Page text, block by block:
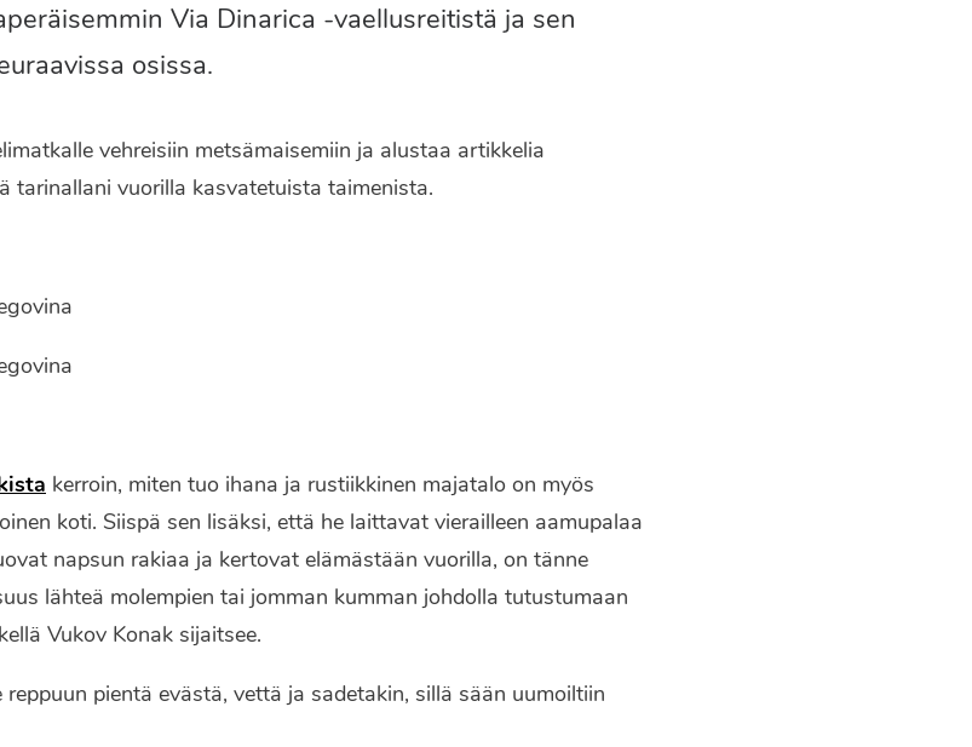
Via Dinarica -vaellusreitistä ja sen
osissa.
vehreisiin metsämaisemiin ja alustaa artikkelia
tarinallani vuorilla kasvatetuista taimenista.
kerroin, miten tuo ihana ja rustiikkinen majatalo on myös
koti. Siispä sen lisäksi, että he laittavat vierailleen aamupalaa
napsun rakiaa ja kertovat elämästään vuorilla, on tänne
lähteä molempien tai jomman kumman johdolla tutustumaan
Vukov Konak sijaitsee.
pientä evästä, vettä ja sadetakin, sillä sään uumoiltiin